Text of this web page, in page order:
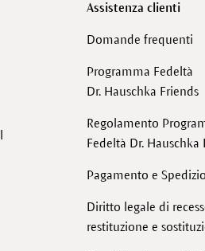
Assistenza clienti
Domande frequenti
Programma Fedeltà
Dr. Hauschka Friends
Regolamento
Fedeltà Dr. Hauschka
Pagamento e
Diritto legale di
restituzione e